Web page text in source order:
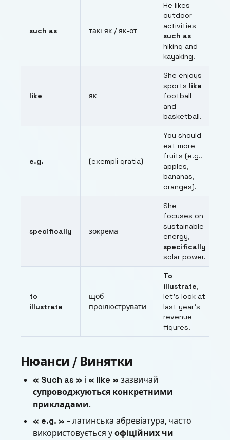
such as такі як / як-от
He likes
outdoor
activities
such as
hiking and
kayaking.
like як
She enjoys
sports like
football
and
basketball.
e.g. (exempli gratia)
You should
eat more
fruits (e.g.,
apples,
bananas,
oranges).
specifically зокрема
She
focuses on
sustainable
energy,
specifically
solar power.
to
illustrate
щоб
проілюструвати
To
illustrate,
let’s look at
last year’s
revenue
figures.
Нюанси / Винятки
« Such as » і « like » зазвичай
супроводжуються конкретними
прикладами.
« e.g. » - латинська абревіатура, часто
використовується уофіційних чи